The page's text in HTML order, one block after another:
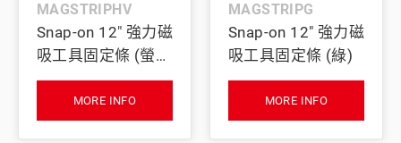
MAGSTRIPHV
Snap-on 12" 強力磁
吸工具固定條 (螢光
黃)
MORE INFO
MAGSTRIPG
Snap-on 12" 強力磁
吸工具固定條 (綠)
MORE INFO